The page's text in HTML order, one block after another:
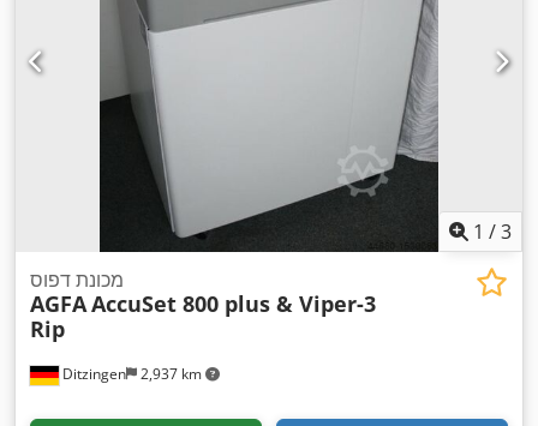
1 /3
Ditzingen 2,937 km
מכונת דפוס
AGFAAccuSet 800 plus & Viper-3
Rip